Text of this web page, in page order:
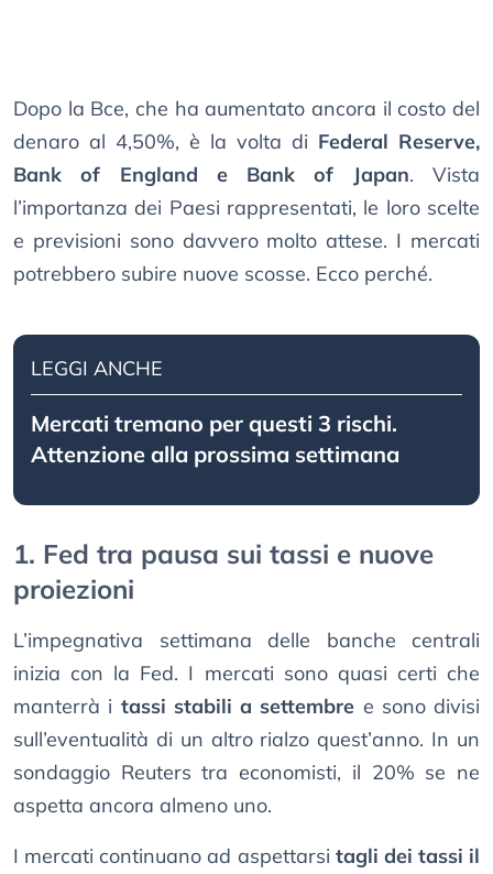
Dopo la Bce, che ha aumentato ancora il costo del
denaro al 4,50%, è la volta di Federal Reserve,
Bank of England e Bank of Japan. Vista
l’importanza dei Paesi rappresentati, le loro scelte
e previsioni sono davvero molto attese. I mercati
potrebbero subire nuove scosse. Ecco perché.
LEGGI ANCHE
Mercati tremano per questi 3 rischi.
Attenzione alla prossima settimana
1. Fed tra pausa sui tassi e nuove
proiezioni
L’impegnativa settimana delle banche centrali
inizia con la Fed. I mercati sono quasi certi che
manterrà i tassi stabili a settembre e sono divisi
sull’eventualità di un altro rialzo quest’anno. In un
sondaggio Reuters tra economisti, il 20% se ne
aspetta ancora almeno uno.
I mercati continuano ad aspettarsi tagli dei tassi il